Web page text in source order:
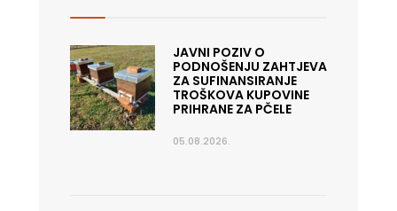
JAVNI POZIV O
PODNOŠENJU ZAHTJEVA
ZA SUFINANSIRANJE
TROŠKOVA KUPOVINE
PRIHRANE ZA PČELE
05.08.2026.